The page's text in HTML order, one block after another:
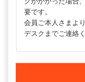
要です。
会員ご本人さまよ
デスクまでご連絡く